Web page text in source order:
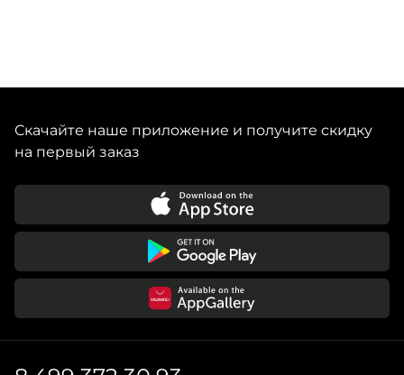
Скачайте наше приложение и получите скидку
на первый заказ